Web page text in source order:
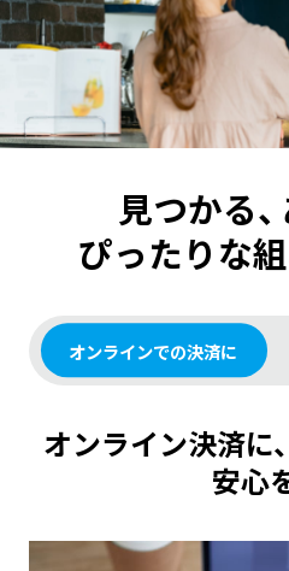
見つかる
ぴったりな組
オンラインでの決済に
オンライン決済に
安心